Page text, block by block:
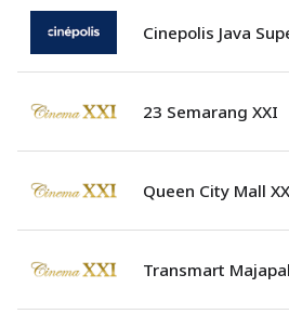
Cinepolis Java
23 Semarang XXI
Queen City Mall
Transmart